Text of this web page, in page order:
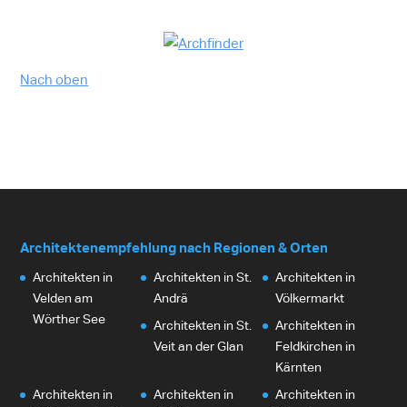
Nach oben
Architektenempfehlung nach Regionen & Orten
Architekten in
Velden am
Wörther See
Architekten in St.
Andrä
Architekten in
Völkermarkt
Architekten in St.
Veit an der Glan
Architekten in
Feldkirchen in
Kärnten
Architekten in
Architekten in
Architekten in